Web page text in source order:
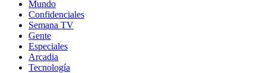
Mundo
Confidenciales
Semana TV
Gente
Especiales
Arcadia
Tecnología